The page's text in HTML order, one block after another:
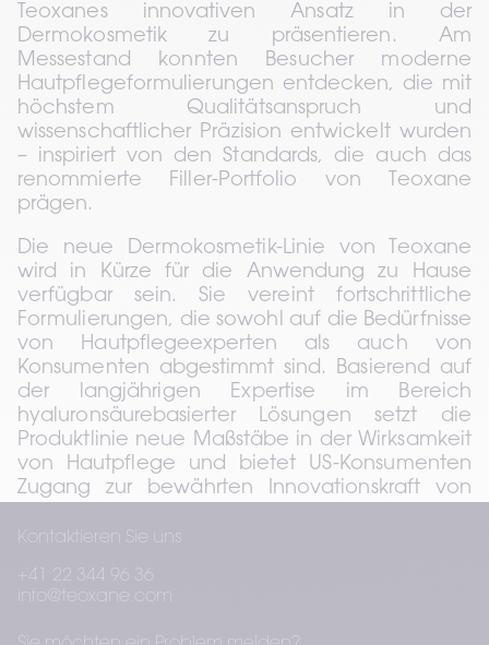
Teoxanes innovativen Ansatz in der
Dermokosmetik zu präsentieren. Am
Messestand konnten Besucher moderne
Hautpflegeformulierungen entdecken, die mit
höchstem Qualitätsanspruch und
wissenschaftlicher Präzision entwickelt wurden
– inspiriert von den Standards, die auch das
renommierte Filler-Portfolio von Teoxane
prägen.
Die neue Dermokosmetik-Linie von Teoxane
wird in Kürze für die Anwendung zu Hause
verfügbar sein. Sie vereint fortschrittliche
Formulierungen, die sowohl auf die Bedürfnisse
von Hautpflegeexperten als auch von
Konsumenten abgestimmt sind. Basierend auf
der langjährigen Expertise im Bereich
hyaluronsäurebasierter Lösungen setzt die
Produktlinie neue Maßstäbe in der Wirksamkeit
von Hautpflege und bietet US-Konsumenten
Zugang zur bewährten Innovationskraft von
Besucherinnen und Besuchern in Orlando
Kontaktieren Sie uns
+41 22 344 96 36
info@teoxane.com